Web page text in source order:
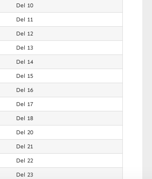
Del 10
Del 11
Del 12
Del 13
Del 14
Del 15
Del 16
Del 17
Del 18
Del 20
Del 21
Del 22
Del 23